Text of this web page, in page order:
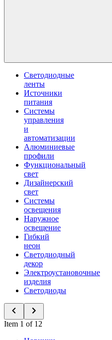
Светодиодные
ленты
Источники
питания
Системы
управления
и
автоматизации
Алюминиевые
профили
Функциональный
свет
Дизайнерский
свет
Системы
освещения
Наружное
освещение
Гибкий
неон
Светодиодный
декор
Электроустановочные
изделия
Светодиоды
Item 1 of 12